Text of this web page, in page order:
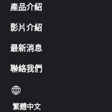
產品介紹
影片介紹
最新消息
聯絡我們
繁體中文